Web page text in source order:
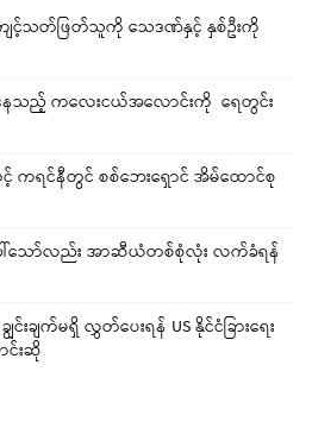
ကျင့်သတ်ဖြတ်သူကို သေဒဏ်နှင့် နှစ်ဦးကို
နေသည့် ကလေးငယ်အလောင်းကို ရေတွင်း
င့် ကရင်နီတွင် စစ်ဘေးရှောင် အိမ်ထောင်စု
သော်လည်း အာဆီယံတစ်စုံလုံး လက်ခံရန်
းချက်မရှိ လွှတ်ပေးရန် US နိုင်ငံခြားရေး
င်းဆို